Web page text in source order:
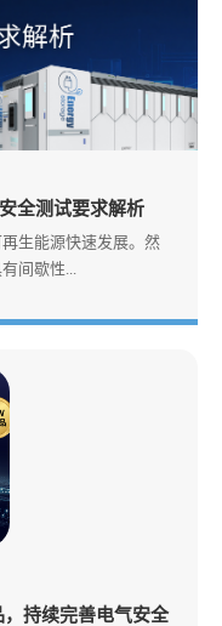
全测试要求解析
生能源快速发展。然
间歇性...
持续完善电气安全